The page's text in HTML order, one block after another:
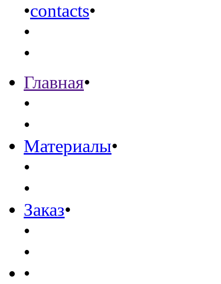
•contacts•
•
•
Главная•
•
•
Материалы•
•
•
Заказ•
•
•
•